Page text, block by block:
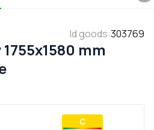
Id goods:303769
mm
С